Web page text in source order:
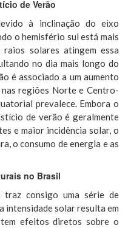
de Verão
à inclinação do eixo
o hemisfério sul está mais
solares atingem essa
no dia mais longo do
é associado a um aumento
regiões Norte e Centro-
prevalece. Embora o
de verão é geralmente
e maior incidência solar, o
o consumo de energia e as
no Brasil
consigo uma série de
intensidade solar resulta em
efeitos diretos sobre o